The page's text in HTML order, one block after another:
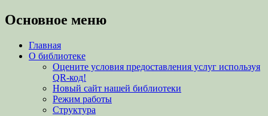
Основное меню
Перейти
содержимому
Главная
О библиотеке
Оцените условия предоставления услуг используя
QR-код!
Новый сайт нашей библиотеки
Режим работы
Структура